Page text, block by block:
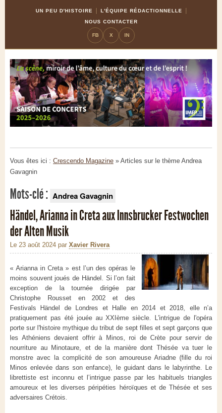
UN PEU D'HISTOIRE
L'ÉQUIPE RÉDACTIONNELLE
NOUS CONTACTER
FB X IN
Vous êtes ici : Crescendo Magazine » Articles sur le thème Andrea
Gavagnin
Mots-clé : Andrea Gavagnin
Händel, Arianna in Creta aux Innsbrucker Festwochen
der Alten Musik
Le 23 août 2024 par Xavier Rivera
« Arianna in Creta » est l’un des opéras le
moins souvent joués de Händel. Si l’on fait
exception de la tournée dirigée par
Christophe Rousset en 2002 et des
Festivals Händel de Londres et Halle en 2014 et 2018, elle n’a
pratiquement pas été jouée au XXIème siècle. L'intrigue de l'opéra
porte sur l'histoire mythique du tribut de sept filles et sept garçons que
les Athéniens devaient offrir à Minos, roi de Crète pour servir de
nourriture au Minotaure, et de la manière dont Thésée va tuer le
monstre avec la complicité de son amoureuse Ariadne (fille du roi
Minos enlevée dans son enfance), le guidant dans le labyrinthe. Le
librettiste est inconnu et l’intrigue passe par les habituels triangles
amoureux et les diverses péripéties héroïques et de Thésée et ses
adversaires Crétois.